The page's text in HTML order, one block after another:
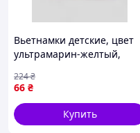
Вьетнамки детские, цвет
ультрамарин-желтый,
66 ₴
224₴
Купить